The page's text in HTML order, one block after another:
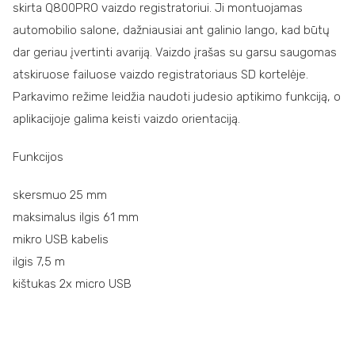
skirta Q800PRO vaizdo registratoriui. Ji montuojamas
automobilio salone, dažniausiai ant galinio lango, kad būtų
dar geriau įvertinti avariją. Vaizdo įrašas su garsu saugomas
atskiruose failuose vaizdo registratoriaus SD kortelėje.
Parkavimo režime leidžia naudoti judesio aptikimo funkciją, o
aplikacijoje galima keisti vaizdo orientaciją.
Funkcijos
skersmuo 25 mm
maksimalus ilgis 61 mm
mikro USB kabelis
ilgis 7,5 m
kištukas 2x micro USB